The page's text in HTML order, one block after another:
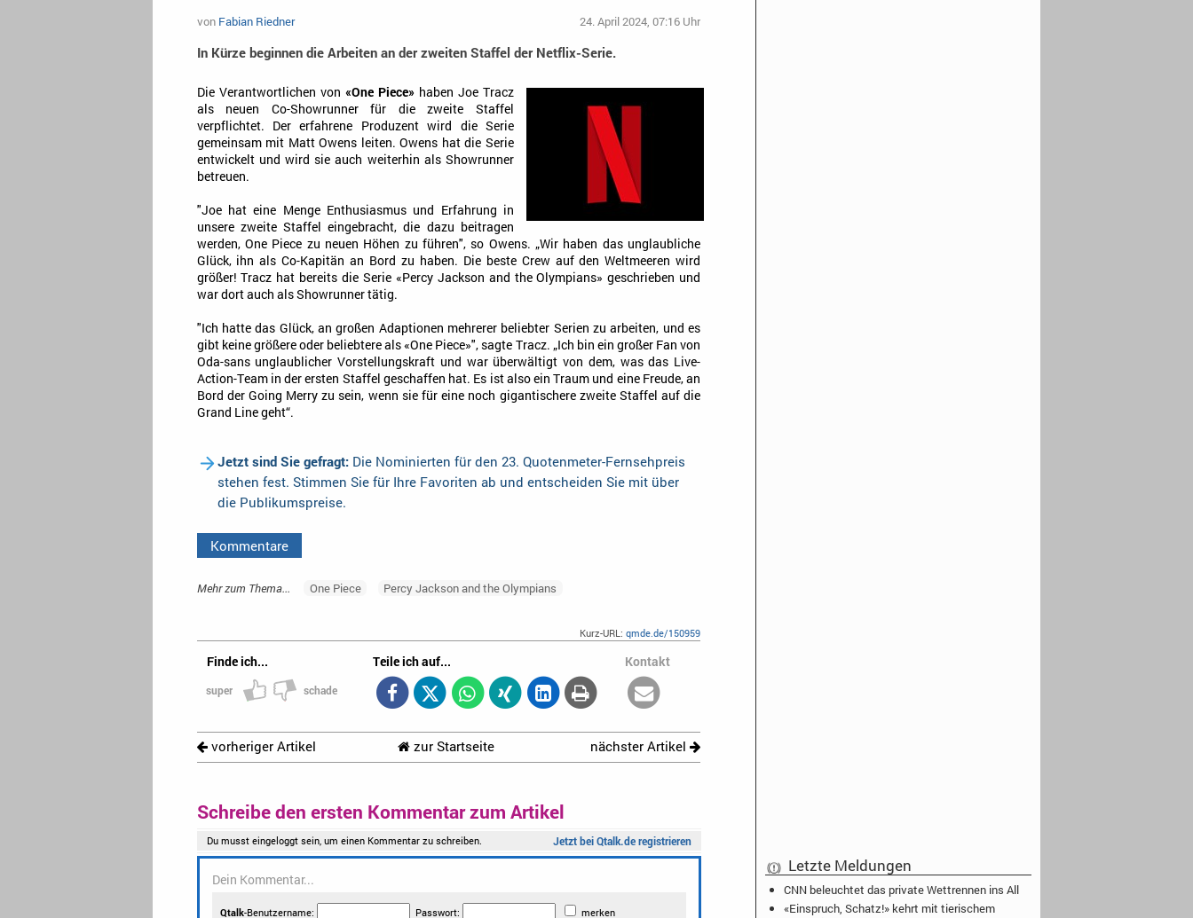
von Fabian Riedner 24. April 2024, 07:16 Uhr
In Kürze beginnen die Arbeiten an der zweiten Staffel der Netflix-Serie.
Die Verantwortlichen von «One Piece» haben Joe Tracz
als neuen Co-Showrunner für die zweite Staffel
verpflichtet. Der erfahrene Produzent wird die Serie
gemeinsam mit Matt Owens leiten. Owens hat die Serie
entwickelt und wird sie auch weiterhin als Showrunner
betreuen.
"Joe hat eine Menge Enthusiasmus und Erfahrung in
unsere zweite Staffel eingebracht, die dazu beitragen
werden, One Piece zu neuen Höhen zu führen", so Owens. „Wir haben das unglaubliche
Glück, ihn als Co-Kapitän an Bord zu haben. Die beste Crew auf den Weltmeeren wird
größer! Tracz hat bereits die Serie «Percy Jackson and the Olympians» geschrieben und
war dort auch als Showrunner tätig.
"Ich hatte das Glück, an großen Adaptionen mehrerer beliebter Serien zu arbeiten, und es
gibt keine größere oder beliebtere als «One Piece»", sagte Tracz. „Ich bin ein großer Fan von
Oda-sans unglaublicher Vorstellungskraft und war überwältigt von dem, was das Live-
Action-Team in der ersten Staffel geschaffen hat. Es ist also ein Traum und eine Freude, an
Bord der Going Merry zu sein, wenn sie für eine noch gigantischere zweite Staffel auf die
Grand Line geht“.
Jetzt sind Sie gefragt:Die Nominierten für den 23. Quotenmeter-Fernsehpreis
stehen fest. Stimmen Sie für Ihre Favoriten ab und entscheiden Sie mit über
die Publikumspreise.
Kommentare
Mehr zum Thema... One Piece Percy Jackson and the Olympians
Kurz-URL:qmde.de/150959
Finde ich...
super schade
Teile ich auf... Kontakt
vorheriger Artikel zur Startseite nächster Artikel
Schreibe den ersten Kommentar zum Artikel
Letzte Meldungen
CNN beleuchtet das private Wettrennen ins All
«Einspruch, Schatz!» kehrt mit tierischem